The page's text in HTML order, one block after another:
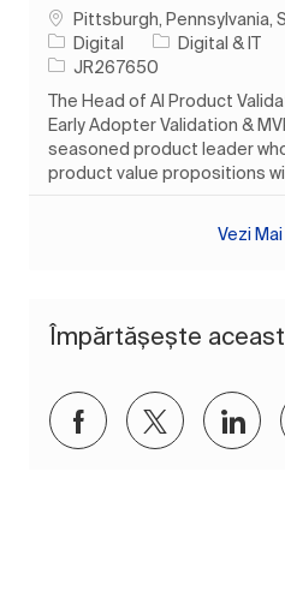
LocPittsburgh, Pennsylvania,
Digital
Categorie
Digital & IT
Job IdJR267650
The Head of AI Product
Early Adopter Validation &
seasoned product leader
product value propositions
Vezi
Împărtășește
Distribuiți prin
Distribuiți